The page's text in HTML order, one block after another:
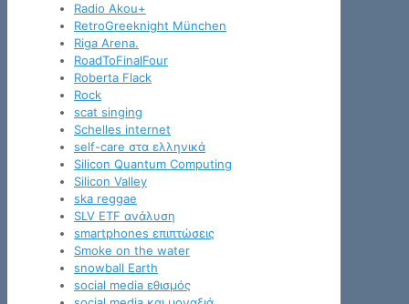
Radio Akou+
RetroGreeknight München
Riga Arena.
RoadToFinalFour
Roberta Flack
Rock
scat singing
Schelles internet
self-care στα ελληνικά
Silicon Quantum Computing
Silicon Valley
ska reggae
SLV ETF ανάλυση
smartphones επιπτώσεις
Smoke on the water
snowball Earth
social media εθισμός